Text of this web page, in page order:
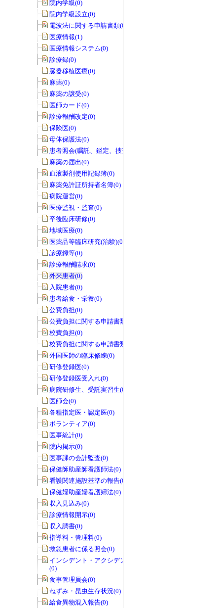
院内学級(0)
院内学級設立(0)
電波法に関する申請書類(0)
医療情報(1)
医療情報システム(0)
診療録(0)
臓器移植医療(0)
麻薬(0)
麻薬の譲受(0)
医師カード(0)
診療報酬改定(0)
保険医(0)
母体保護法(0)
患者照会(嘱託、鑑定、捜査関係等)(0)
麻薬の届出(0)
血液製剤使用記録簿(0)
麻薬免許証所持者名簿(0)
病院運営(0)
医療監視・監査(0)
卒後臨床研修(0)
地域医療(0)
医薬品等臨床研究(治験)(0)
診療録等(0)
診療報酬請求(0)
外来患者(0)
入院患者(0)
患者給食・栄養(0)
公費負担(0)
公費負担に関する申請書類(0)
校費負担(0)
校費負担に関する申請書類(0)
外国医師の臨床修練(0)
研修登録医(0)
研修登録医受入れ(0)
病院研修生、受託実習生(0)
医師会(0)
各種指定医・認定医(0)
ボランティア(0)
医事統計(0)
院内掲示(0)
医事課の会計監査(0)
保健師助産師看護師法(0)
看護関連施設基準の報告(0)
保健婦助産婦看護婦法(0)
収入見込み(0)
診療情報開示(0)
収入調書(0)
指導料・管理料(0)
救急患者に係る照会(0)
インシデント・アクシデントレポート
(0)
食事管理員会(0)
ねずみ・昆虫生存状況(0)
給食異物混入報告(0)